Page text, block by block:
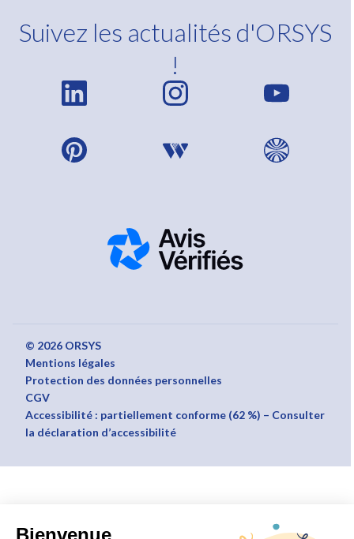
Bienvenue
Suivez les actualités d'ORSYS
!
© 2026 ORSYS
Mentions légales
Protection des données personnelles
CGV
Accessibilité : partiellement conforme (62 %) – Consulter
la déclaration d’accessibilité